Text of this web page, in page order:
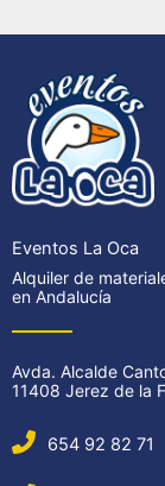
Eventos La Oca
Alquiler de
en Andalucía
Avda. Alcalde
11408 Jerez de la
654 92 82 71